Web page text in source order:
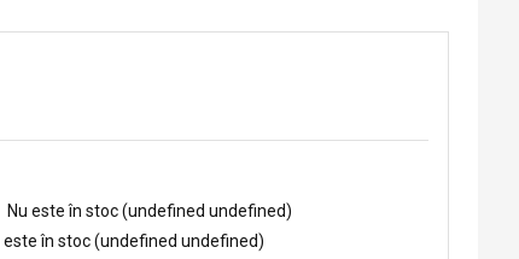
Nu este în stoc (undefined undefined)
este în stoc (undefined undefined)